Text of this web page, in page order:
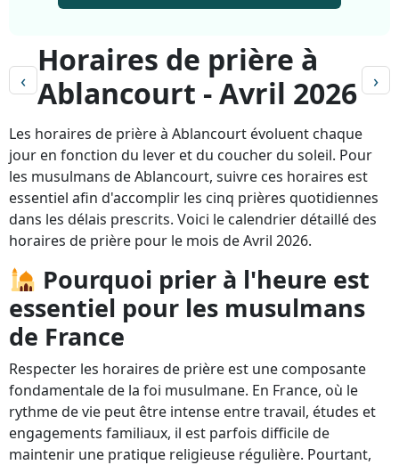
‹
Horaires de prière à
Ablancourt - Avril 2026
›
Les horaires de prière à Ablancourt évoluent chaque
jour en fonction du lever et du coucher du soleil. Pour
les musulmans de Ablancourt, suivre ces horaires est
essentiel afin d'accomplir les cinq prières quotidiennes
dans les délais prescrits. Voici le calendrier détaillé des
horaires de prière pour le mois de Avril 2026.
Pourquoi prier à l'heure est
essentiel pour les musulmans
de France
Respecter les horaires de prière est une composante
fondamentale de la foi musulmane. En France, où le
rythme de vie peut être intense entre travail, études et
engagements familiaux, il est parfois difficile de
maintenir une pratique religieuse régulière. Pourtant,